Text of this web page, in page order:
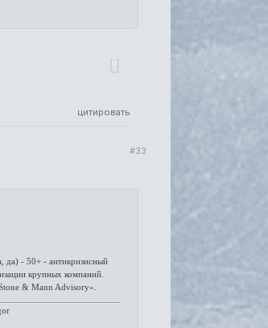
0
цитировать
33
да) - 50+ - антикризисный
крупных компаний.
& Mann Advisory».